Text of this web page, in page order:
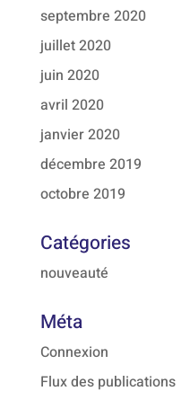
septembre 2020
juillet 2020
juin 2020
avril 2020
janvier 2020
décembre 2019
octobre 2019
Catégories
nouveauté
Méta
Connexion
Flux des publications